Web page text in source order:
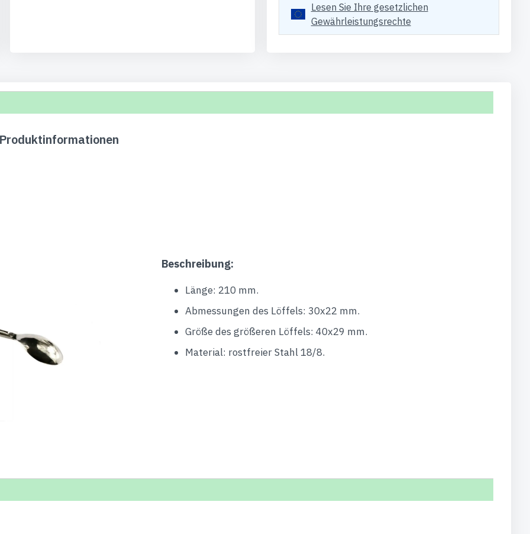
Lesen Sie Ihre gesetzlichen
Gewährleistungsrechte
Beschreibung:
Länge: 210 mm.
Abmessungen des Löffels: 30x22 mm.
Größe des größeren Löffels: 40x29 mm.
Material: rostfreier Stahl 18/8.